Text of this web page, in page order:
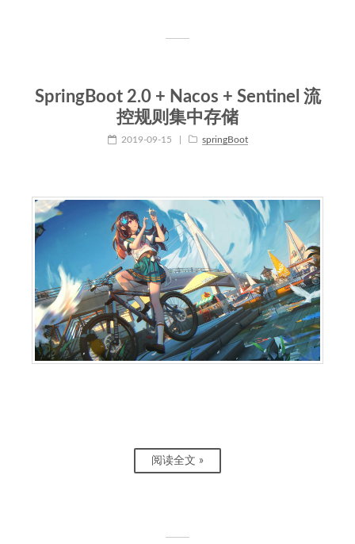
SpringBoot 2.0 + Nacos + Sentinel 流
控规则集中存储
2019-09-15 springBoot
阅读全文 »